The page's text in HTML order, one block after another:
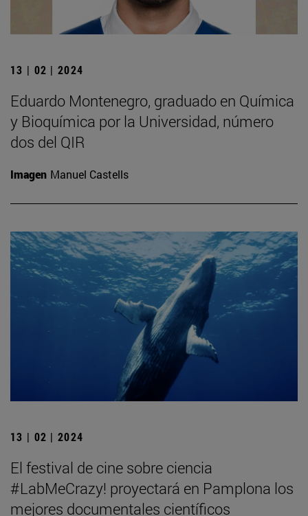
13 | 02 | 2024
Eduardo Montenegro, graduado en Química
y Bioquímica por la Universidad, número
dos del QIR
Imagen Manuel Castells
13 | 02 | 2024
El festival de cine sobre ciencia
#LabMeCrazy! proyectará en Pamplona los
mejores documentales científicos